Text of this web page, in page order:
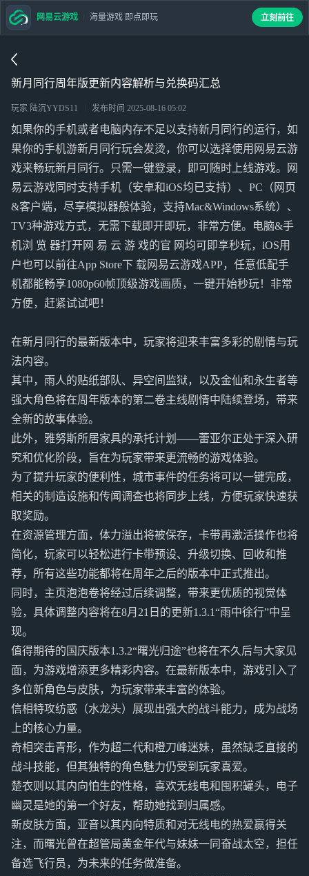
新月同行周年版更新内容解析与兑换码汇总
玩家 陆沉YYDS11 发布时间 2025-08-16 05:02
如果你的手机或者电脑内存不足以支持新月同行的运行，如
果你的手机游新月同行玩会发烫，你可以选择使用网易云游
戏来畅玩新月同行。只需一键登录，即可随时上线游戏。网
易云游戏同时支持手机（安卓和iOS均已支持）、PC（网页
&客户端，尽享模拟器般体验，支持Mac&Windows系统）、
TV3种游戏方式，无需下载即开即玩，非常方便。电脑&手
机浏 览 器打开网 易 云 游 戏的官 网均可即享秒玩，iOS用
户也可以前往App Store下 载网易云游戏APP，任意低配手
机都能畅享1080p60帧顶级游戏画质，一键开始秒玩！非常
方便，赶紧试试吧！
在新月同行的最新版本中，玩家将迎来丰富多彩的剧情与玩
法内容。
其中，雨人的贴纸部队、异空间监狱，以及金仙和永生者等
强大角色将在周年版本的第二卷主线剧情中陆续登场，带来
全新的故事体验。
此外，雅努斯所居家具的承托计划——蕾亚尔正处于深入研
究和优化阶段，旨在为玩家带来更流畅的游戏体验。
为了提升玩家的便利性，城市事件的任务将可以一键完成，
相关的制造设施和传闻调查也将同步上线，方便玩家快速获
取奖励。
在资源管理方面，体力溢出将被保存，卡带再激活操作也将
简化，玩家可以轻松进行卡带预设、升级切换、回收和推
荐，所有这些功能都将在周年之后的版本中正式推出。
同时，主页泡泡卷将经过后续调整，带来更优质的视觉体
验，具体调整内容将在8月21日的更新1.3.1“雨中徐行”中呈
现。
值得期待的国庆版本1.3.2“曙光归途”也将在不久后与大家见
面，为游戏增添更多精彩内容。在最新版本中，游戏引入了
多位新角色与皮肤，为玩家带来丰富的体验。
信相特攻纺惑（水龙头）展现出强大的战斗能力，成为战场
上的核心力量。
奇相突击青形，作为超二代和橙刀峰迷妹，虽然缺乏直接的
战斗技能，但其独特的角色魅力仍受到玩家喜爱。
楚衣则以其内向怕生的性格，喜欢无线电和囤积罐头，电子
幽灵是她的第一个好友，帮助她找到归属感。
新皮肤方面，亚音以其内向特质和对无线电的热爱赢得关
注，而曙光曾在超管局黄金年代与妹妹一同奋战太空，担任
备选飞行员，为未来的任务做准备。
网易云游戏 海量游戏 即点即玩 立刻前往